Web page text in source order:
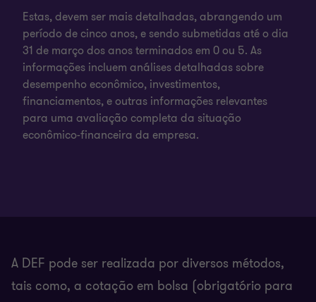
Estas, devem ser mais detalhadas, abrangendo um
período de cinco anos, e sendo submetidas até o dia
31 de março dos anos terminados em 0 ou 5. As
informações incluem análises detalhadas sobre
desempenho econômico, investimentos,
financiamentos, e outras informações relevantes
para uma avaliação completa da situação
econômico-financeira da empresa.
A DEF pode ser realizada por diversos métodos,
tais como, a cotação em bolsa (obrigatório para